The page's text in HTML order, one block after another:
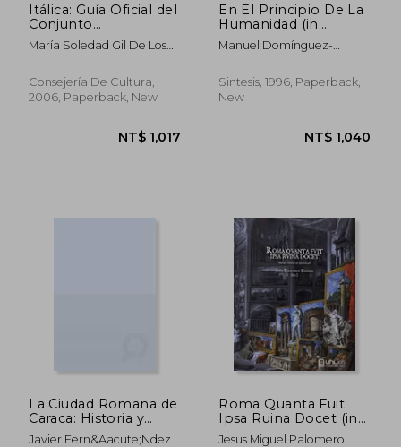
NT$ 1,167 NT$
Itálica: Guía Oficial del
Conjunto
Arqueológico (in
Spanish)
María Soledad Gil De Los
Consejería De Cultura,
2006, Paperback, New
En El Principio De La
Humanidad (in
Spanish)
Manuel Domínguez-
Sintesis, 1996, Paperback,
New
La Ciudad Romana de
Caraca: Historia y
Territorio (in Spanish)
Javier Fern&Aacute;Ndez
Roma Quanta Fuit
Ipsa Ruina Docet (in
Spanish)
Jesus Miguel Palomero